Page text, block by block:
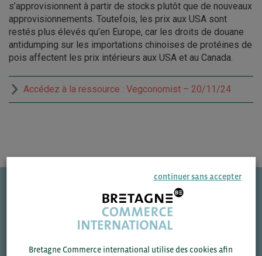
s’approvisionnent à partir de stocks plutôt que de nouveaux
approvisionnements. Toutefois, les prix aux USA sont
restés plus élevés qu’en Europe, car les droits de douane
antidumping sur les importations chinoises de protéines de
pois affectent les prix intérieurs aux USA et au Canada.
Accédez à la ressource : Vegconomist – 20/11/24
Une question ?
VOS CONTACTS
continuer sans accepter
Bretagne Commerce international utilise des cookies afin